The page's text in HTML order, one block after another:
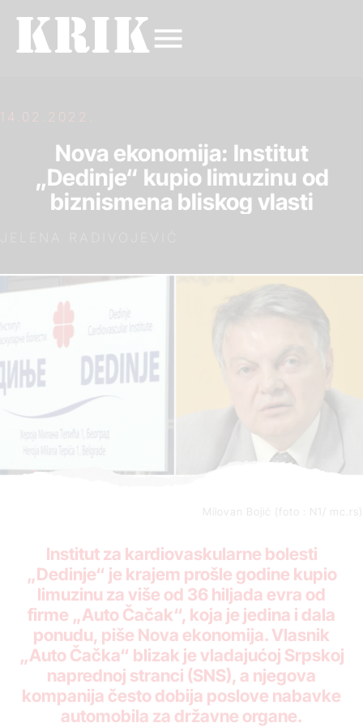
14.02.2022.
Nova ekonomija: Institut
„Dedinje“ kupio limuzinu od
biznismena bliskog vlasti
Milovan Bojić (foto : N1/ mc.rs)
Institut za kardiovaskularne bolesti
„Dedinje“ je krajem prošle godine kupio
limuzinu za više od 36 hiljada evra od
firme „Auto Čačak“, koja je jedina i dala
ponudu, piše Nova ekonomija. Vlasnik
„Auto Čačka“ blizak je vladajućoj Srpskoj
naprednoj stranci (SNS), a njegova
kompanija često dobija poslove nabavke
automobila za državne organe.